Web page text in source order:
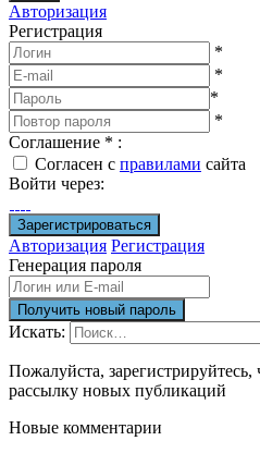
Авторизация
Регистрация
*
*
*
*
Соглашение * :
Согласен с правилами сайта
Войти через:
Авторизация Регистрация
Генерация пароля
Искать:
Пожалуйста, зарегистрируйтесь,
рассылку новых публикаций
Новые комментарии